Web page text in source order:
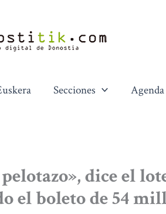
Secciones Agenda
dice el
el boleto de 54